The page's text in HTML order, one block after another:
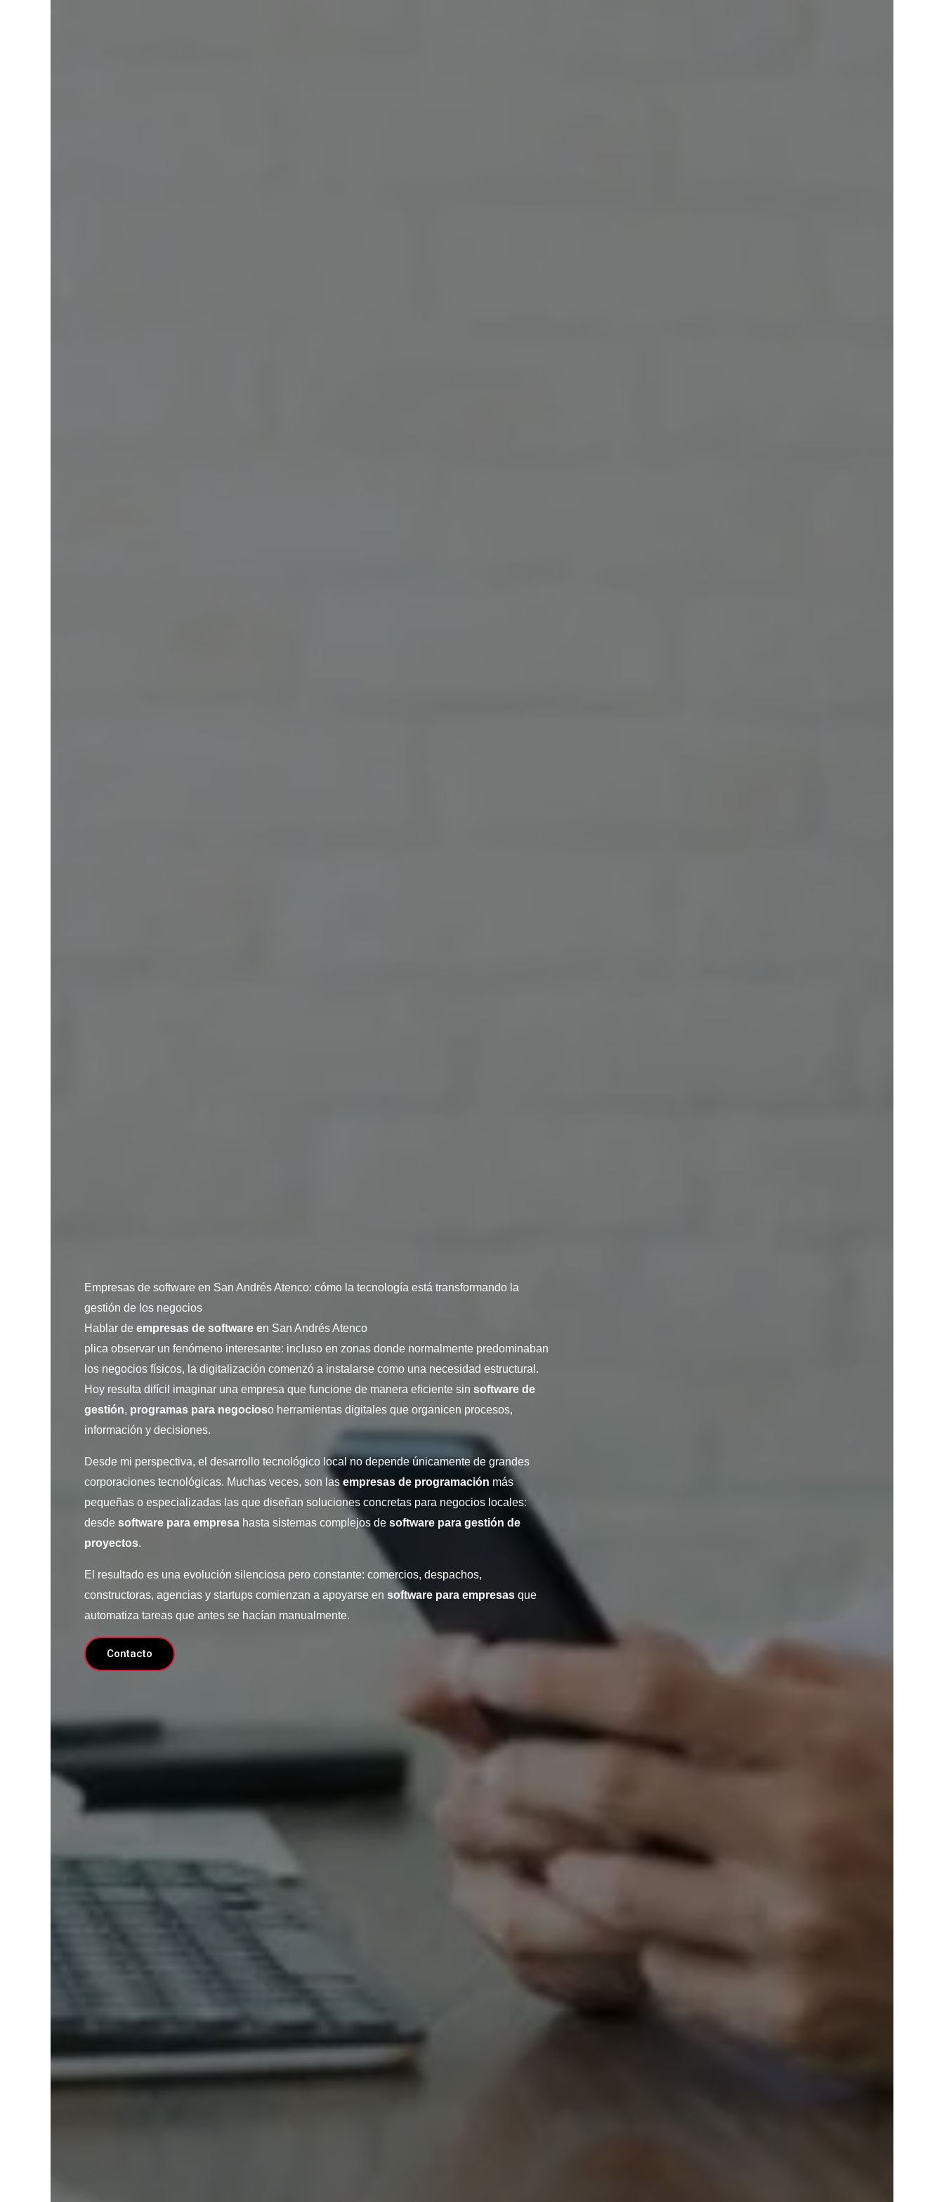
Empresas de software en San Andrés Atenco: cómo la tecnología está transformando la
gestión de los negocios
Hablar de empresas de software en San Andrés Atenco
plica observar un fenómeno interesante: incluso en zonas donde normalmente predominaban
los negocios físicos, la digitalización comenzó a instalarse como una necesidad estructural.
Hoy resulta difícil imaginar una empresa que funcione de manera eficiente sin software de
gestión, programas para negocioso herramientas digitales que organicen procesos,
información y decisiones.
Desde mi perspectiva, el desarrollo tecnológico local no depende únicamente de grandes
corporaciones tecnológicas. Muchas veces, son lasempresas de programación más
pequeñas o especializadas las que diseñan soluciones concretas para negocios locales:
desde software para empresa hasta sistemas complejos de software para gestión de
proyectos.
El resultado es una evolución silenciosa pero constante: comercios, despachos,
constructoras, agencias y startups comienzan a apoyarse en software para empresas que
automatiza tareas que antes se hacían manualmente.
Contacto